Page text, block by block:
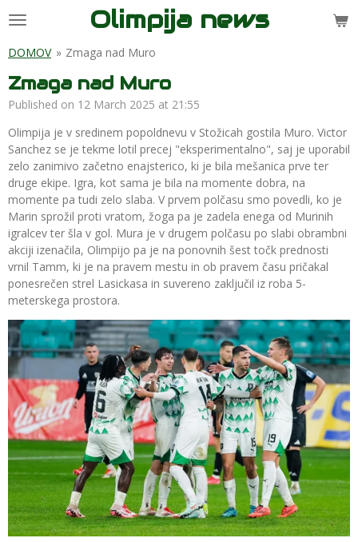
Skip
main
Olimpija news
DOMOV » Zmaga nad Muro
Zmaga nad Muro
Published on 12 March 2025 at 21:55
Olimpija je v sredinem popoldnevu v Stožicah gostila Muro. Victor
Sanchez se je tekme lotil precej "eksperimentalno", saj je uporabil
zelo zanimivo začetno enajsterico, ki je bila mešanica prve ter
druge ekipe. Igra, kot sama je bila na momente dobra, na
momente pa tudi zelo slaba. V prvem polčasu smo povedli, ko je
Marin sprožil proti vratom, žoga pa je zadela enega od Murinih
igralcev ter šla v gol. Mura je v drugem polčasu po slabi obrambni
akciji izenačila, Olimpijo pa je na ponovnih šest točk prednosti
vrnil Tamm, ki je na pravem mestu in ob pravem času pričakal
ponesrečen strel Lasickasa in suvereno zaključil iz roba 5-
meterskega prostora.